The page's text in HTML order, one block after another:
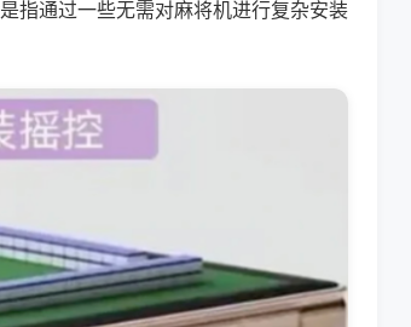
指通过一些无需对麻将机进行复杂安装